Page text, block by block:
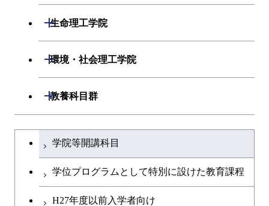
人間医療科学技術コース
エネルギーコース
原子核工学コース
人間医療科学技術コース
応用化学コース
ース
原子核工学コース
専門科目
数理・計算科学系
開閉
知能情報コース
情報工学コース
知能情報コース
エネルギー・情報コース
専門科目
生命理工学院
開閉
生命理工学系
開閉
ライフエンジニアリングコ
ース
環境・社会理工学院
開閉
建築学系
開閉
コース
都市・環境学コース
コース
開閉
教養科目群
開閉
文系教養科目
英語科目
第二外国語科目
大学院課程を切り替える
学院等開講科目
学位プログラムとして特別に設けた教育課程
H27年度以前入学者向け